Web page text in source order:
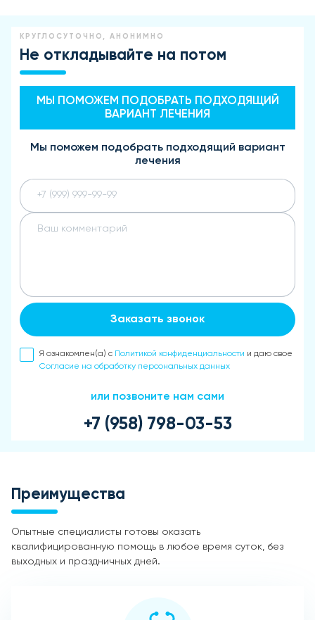
КРУГЛОСУТОЧНО, АНОНИМНО
Не откладывайте на потом
МЫ ПОМОЖЕМ ПОДОБРАТЬ ПОДХОДЯЩИЙ
ВАРИАНТ ЛЕЧЕНИЯ
Мы поможем подобрать подходящий вариант
лечения
Заказать звонок
Я ознакомлен(а) с Политикой конфиденциальности и даю свое
Согласие на обработку персональных данных
или позвоните нам сами
+7 (958) 798-03-53
Преимущества
Опытные специалисты готовы оказать
квалифицированную помощь в любое время суток, без
выходных и праздничных дней.